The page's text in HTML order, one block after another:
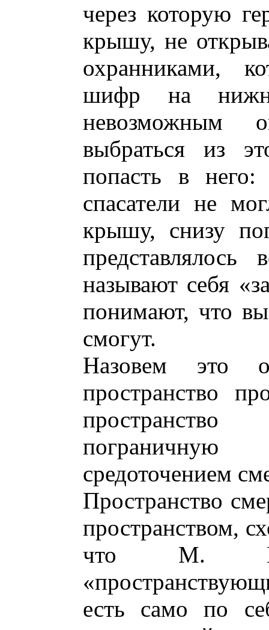
через которую
крышу, не
охранниками,
шифр на
невозможным
выбраться из
попасть в него:
спасатели не
крышу, снизу
называют себя
понимают, что
смогут.
Назовем это
пространство
средоточением
Пространство
пространством,
что М.
есть само по